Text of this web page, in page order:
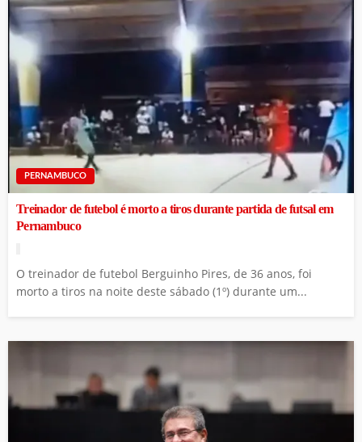
PERNAMBUCO
Treinador de futebol é morto a tiros durante partida de futsal em
Pernambuco
O treinador de futebol Berguinho Pires, de 36 anos, foi
morto a tiros na noite deste sábado (1º) durante um...